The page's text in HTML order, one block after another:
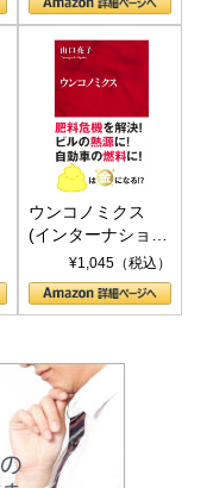
ウンコノミクス
(インターナショナ
ル新書)¥1,045（税込）